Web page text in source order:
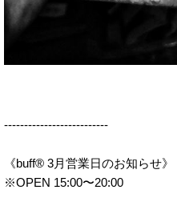
--------------------------
《buff®︎ 3月営業日のお知らせ》
※OPEN 15:00〜20:00